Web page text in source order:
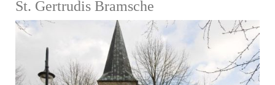
St. Gertrudis Bramsche